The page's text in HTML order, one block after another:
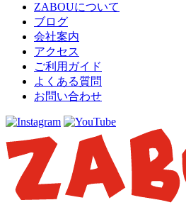
ZABOUについて
ブログ
会社案内
アクセス
ご利用ガイド
よくある質問
お問い合わせ